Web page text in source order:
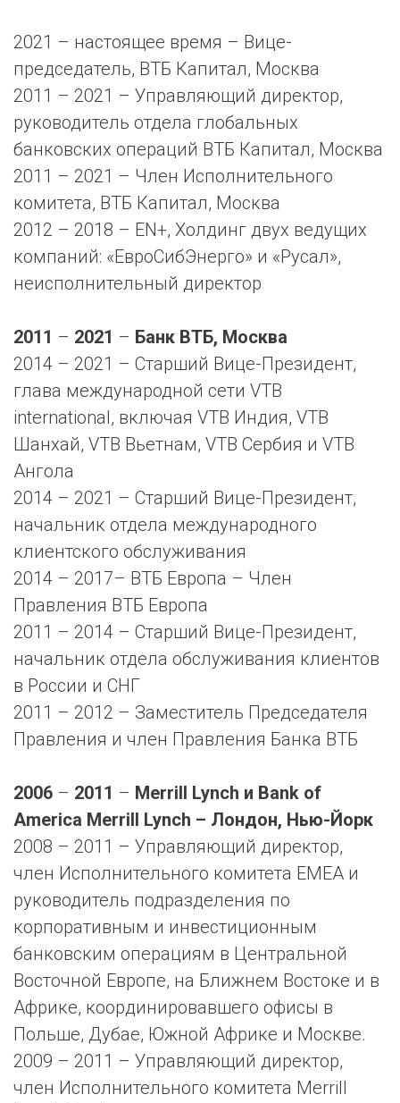
2021 – настоящее время – Вице-
председатель, ВТБ Капитал, Москва
2011 – 2021 – Управляющий директор,
руководитель отдела глобальных
банковских операций ВТБ Капитал, Москва
2011 – 2021 – Член Исполнительного
комитета, ВТБ Капитал, Москва
2012 – 2018 – EN+, Холдинг двух ведущих
компаний: «ЕвроСибЭнерго» и «Русал»,
неисполнительный директор
2011 – 2021 – Банк ВТБ, Москва
2014 – 2021 – Старший Вице-Президент,
глава международной сети VTB
international, включая VTB Индия, VTB
Шанхай, VТB Вьетнам, VTB Сербия и VTB
Ангола
2014 – 2021 – Старший Вице-Президент,
начальник отдела международного
клиентского обслуживания
2014 – 2017– ВТБ Европа – Член
Правления ВТБ Европа
2011 – 2014 – Старший Вице-Президент,
начальник отдела обслуживания клиентов
в России и СНГ
2011 – 2012 – Заместитель Председателя
Правления и член Правления Банка ВТБ
2006 – 2011 – Merrill Lynch и Bank of
America Merrill Lynch – Лондон, Нью-Йорк
2008 – 2011 – Управляющий директор,
член Исполнительного комитета EMEA и
руководитель подразделения по
корпоративным и инвестиционным
банковским операциям в Центральной
Восточной Европе, на Ближнем Востоке и в
Африке, координировавшего офисы в
Польше, Дубае, Южной Африке и Москве.
2009 – 2011 – Управляющий директор,
член Исполнительного комитета Merrill